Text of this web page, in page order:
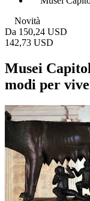
Novità
Da 150,24 USD
142,73 USD
Musei
modi per